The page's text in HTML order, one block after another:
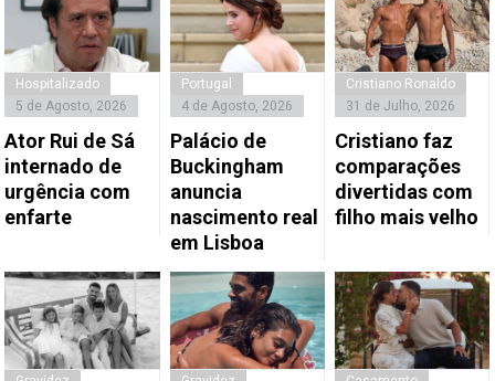
Hospitalizado
5 de Agosto, 2026
Ator Rui de Sá
internado de
urgência com
enfarte
Portugal
4 de Agosto, 2026
Palácio de
Buckingham
anuncia
nascimento real
em Lisboa
Cristiano Ronaldo
31 de Julho, 2026
Cristiano faz
comparações
divertidas com
filho mais velho